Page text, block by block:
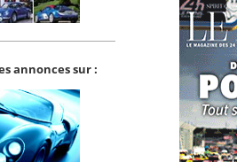
annonces sur :